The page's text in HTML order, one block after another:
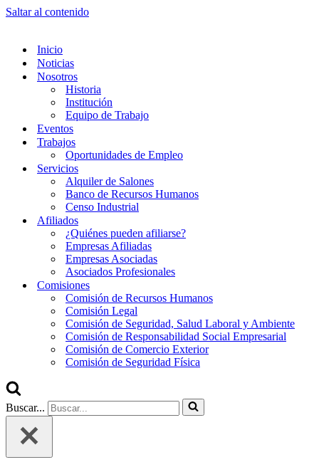
Saltar al contenido
Inicio
Noticias
Nosotros
Historia
Institución
Equipo de Trabajo
Eventos
Trabajos
Oportunidades de Empleo
Servicios
Alquiler de Salones
Banco de Recursos Humanos
Censo Industrial
Afiliados
¿Quiénes pueden afiliarse?
Empresas Afiliadas
Empresas Asociadas
Asociados Profesionales
Comisiones
Comisión de Recursos Humanos
Comisión Legal
Comisión de Seguridad, Salud Laboral y Ambiente
Comisión de Responsabilidad Social Empresarial
Comisión de Comercio Exterior
Comisión de Seguridad Física
Buscar...